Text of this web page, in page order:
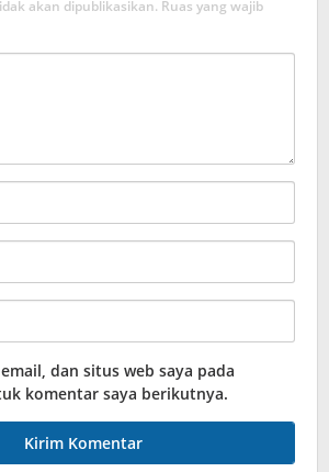
akan dipublikasikan. Ruas yang wajib
dan situs web saya pada
komentar saya berikutnya.